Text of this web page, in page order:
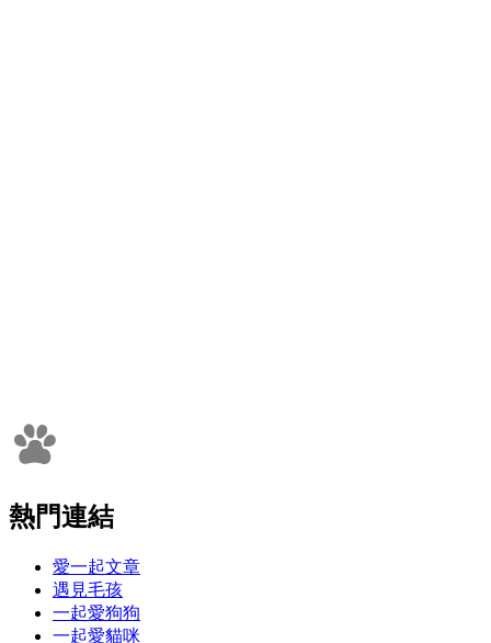
熱門連結
愛一起文章
遇見毛孩
一起愛狗狗
一起愛貓咪